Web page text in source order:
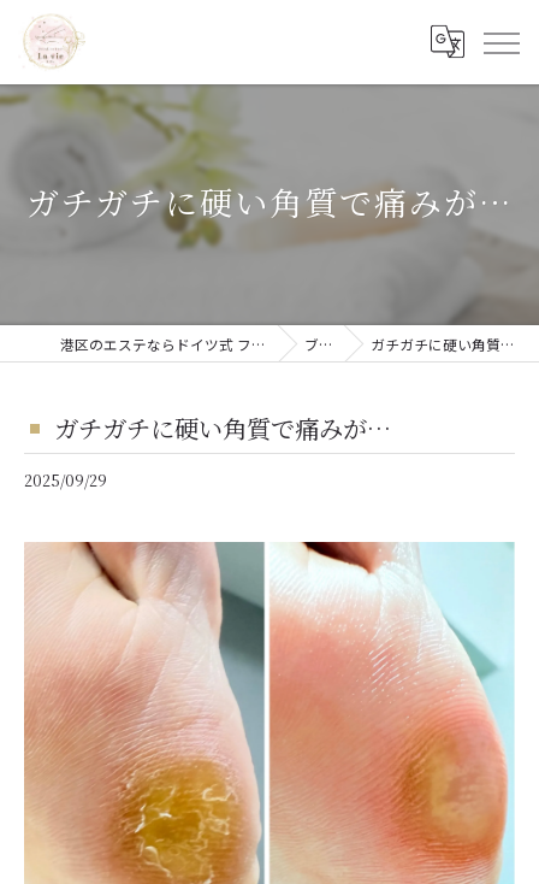
ガチガチに硬い角質で痛みが…
港区のエステならドイツ式 フットケア La vie ブログ ガチガチに硬い角質で痛みが…
ガチガチに硬い角質で痛みが…
2025/09/29